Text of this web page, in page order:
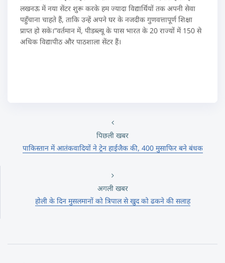
लखनऊ में नया सेंटर शुरू करके हम ज्यादा विद्यार्थियों तक अपनी सेवा
पहुँचाना चाहते हैं, ताकि उन्हें अपने घर के नजदीक गुणवत्तापूर्ण शिक्षा
प्राप्त हो सके।”वर्तमान में, पीडब्ल्यू के पास भारत के 20 राज्यों में 150 से
अधिक विद्यापीठ और पाठशाला सेंटर हैं।
पिछली खबर
पाकिस्तान में आतंकवादियों ने ट्रेन हाईजैक की, 400 मुसाफिर बने बंधक
अगली खबर
होली के दिन मुसलमानों को त्रिपाल से खुद को ढकने की सलाह